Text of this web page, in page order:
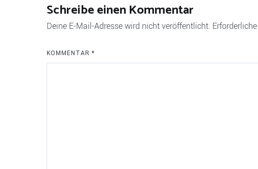
Schreibe einen Kommentar
Deine E-Mail-Adresse wird nicht veröffentlicht.
KOMMENTAR *